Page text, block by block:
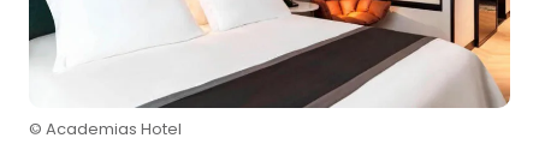
© Academias Hotel